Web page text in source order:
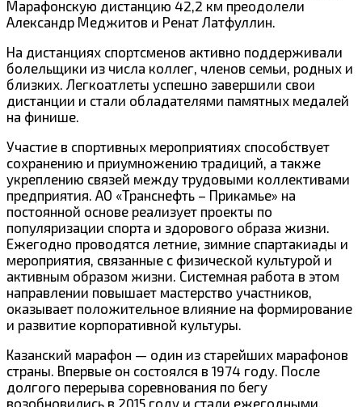
Марафонскую дистанцию 42,2 км преодолели
Александр Меджитов и Ренат Латфуллин.
На дистанциях спортсменов активно поддерживали
болельщики из числа коллег, членов семьи, родных и
близких. Легкоатлеты успешно завершили свои
дистанции и стали обладателями памятных медалей
на финише.
Участие в спортивных мероприятиях способствует
сохранению и приумножению традиций, а также
укреплению связей между трудовыми коллективами
предприятия. АО «Транснефть – Прикамье» на
постоянной основе реализует проекты по
популяризации спорта и здорового образа жизни.
Ежегодно проводятся летние, зимние спартакиады и
мероприятия, связанные с физической культурой и
активным образом жизни. Системная работа в этом
направлении повышает мастерство участников,
оказывает положительное влияние на формирование
и развитие корпоративной культуры.
Казанский марафон — один из старейших марафонов
страны. Впервые он состоялся в 1974 году. После
долгого перерыва соревнования по бегу
возобновились в 2015 году и стали ежегодными.